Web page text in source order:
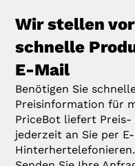
Wir stellen
schnelle
E-Mail
Benötigen Sie
Preisinformation für
PriceBot liefert
jederzeit an Sie per
Hinterhertelefonieren.